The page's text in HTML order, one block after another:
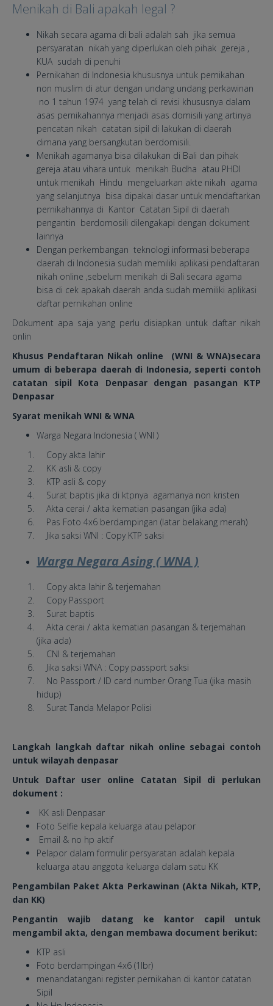
Menikah di Bali apakah legal ?
Nikah secara agama di bali adalah sah jika semua
persyaratan nikah yang diperlukan oleh pihak gereja ,
KUA sudah di penuhi
Pernikahan di Indonesia khususnya untuk pernikahan
non muslim di atur dengan undang undang perkawinan
no 1 tahun 1974 yang telah di revisi khususnya dalam
asas pernikahannya menjadi asas domisili yang artinya
pencatan nikah catatan sipil di lakukan di daerah
dimana yang bersangkutan berdomisili.
Menikah agamanya bisa dilakukan di Bali dan pihak
gereja atau vihara untuk menikah Budha atau PHDI
untuk menikah Hindu mengeluarkan akte nikah agama
yang selanjutnya bisa dipakai dasar untuk mendaftarkan
pernikahannya di Kantor Catatan Sipil di daerah
pengantin berdomosili dilengakapi dengan dokument
lainnya
Dengan perkembangan teknologi informasi beberapa
daerah di Indonesia sudah memiliki aplikasi pendaftaran
nikah online ,sebelum menikah di Bali secara agama
bisa di cek apakah daerah anda sudah memiliki aplikasi
daftar pernikahan online
Dokument apa saja yang perlu disiapkan untuk daftar nikah
onlin
Khusus Pendaftaran Nikah online (WNI & WNA)secara
umum di beberapa daerah di Indonesia, seperti contoh
catatan sipil Kota Denpasar dengan pasangan KTP
Denpasar
Syarat menikah WNI & WNA
Warga Negara Indonesia ( WNI )
Copy akta lahir
KK asli & copy
KTP asli & copy
Surat baptis jika di ktpnya agamanya non kristen
Akta cerai / akta kematian pasangan (jika ada)
Pas Foto 4x6 berdampingan (latar belakang merah)
Jika saksi WNI : Copy KTP saksi
Warga Negara Asing ( WNA )
Copy akta lahir & terjemahan
Copy Passport
Surat baptis
Akta cerai / akta kematian pasangan & terjemahan
(jika ada)
CNI & terjemahan
Jika saksi WNA : Copy passport saksi
No Passport / ID card number Orang Tua (jika masih
hidup)
Surat Tanda Melapor Polisi
Langkah langkah daftar nikah online sebagai contoh
untuk wilayah denpasar
Untuk Daftar user online Catatan Sipil di perlukan
dokument :
KK asli Denpasar
Foto Selfie kepala keluarga atau pelapor
Email & no hp aktif
Pelapor dalam formulir persyaratan adalah kepala
keluarga atau anggota keluarga dalam satu KK
Pengambilan Paket Akta Perkawinan (Akta Nikah, KTP,
dan KK)
Pengantin wajib datang ke kantor capil untuk
mengambil akta, dengan membawa document berikut:
KTP asli
Foto berdampingan 4x6 (1lbr)
menandatangani register pernikahan di kantor catatan
Sipil